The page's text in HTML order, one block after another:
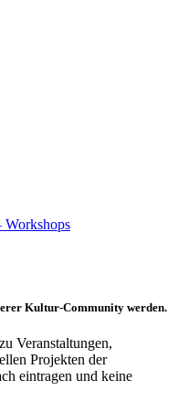
Workshops
Kultur-Community werden.
Veranstaltungen,
Projekten der
eintragen und keine